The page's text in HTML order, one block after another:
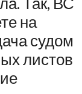
на
судом
листов